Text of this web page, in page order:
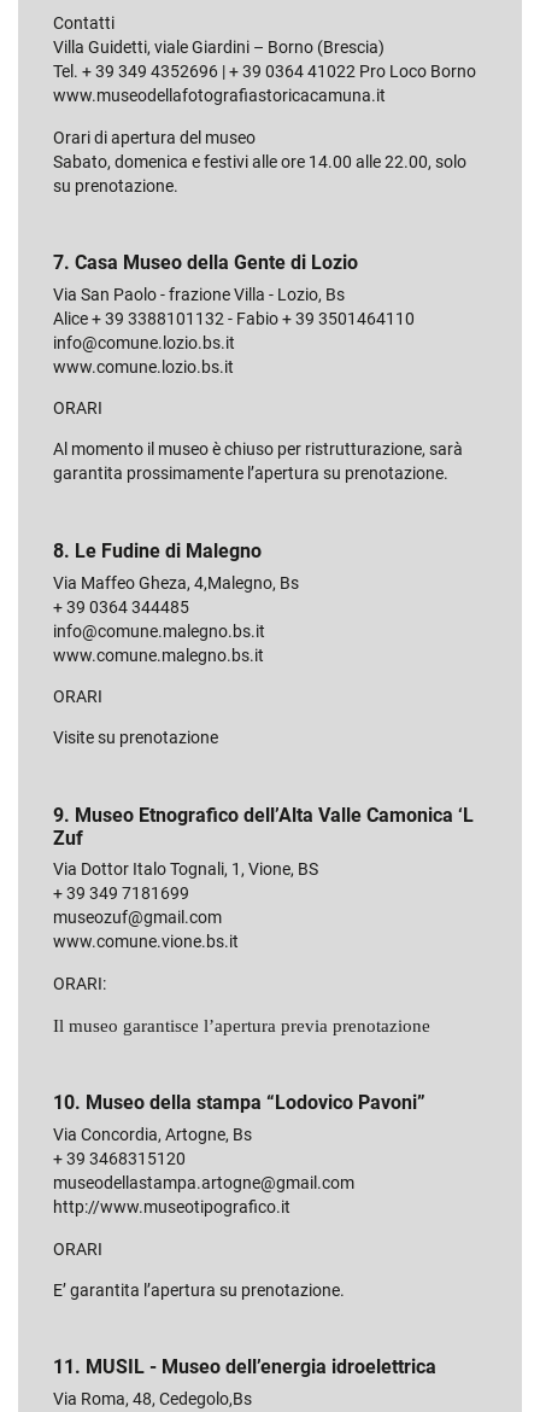
Contatti
Villa Guidetti, viale Giardini – Borno (Brescia)
Tel. + 39 349 4352696 | + 39 0364 41022 Pro Loco Borno
www.museodellafotografiastoricacamuna.it
Orari di apertura del museo
Sabato, domenica e festivi alle ore 14.00 alle 22.00, solo
su prenotazione.
7. Casa Museo della Gente di Lozio
Via San Paolo - frazione Villa - Lozio, Bs
Alice + 39 3388101132 - Fabio + 39 3501464110
info@comune.lozio.bs.it
www.comune.lozio.bs.it
ORARI
Al momento il museo è chiuso per ristrutturazione, sarà
garantita prossimamente l’apertura su prenotazione.
8. Le Fudine di Malegno
Via Maffeo Gheza, 4,Malegno, Bs
+ 39 0364 344485
info@comune.malegno.bs.it
www.comune.malegno.bs.it
ORARI
Visite su prenotazione
9. Museo Etnografico dell’Alta Valle Camonica ‘L
Zuf
Via Dottor Italo Tognali, 1, Vione, BS
+ 39 349 7181699
museozuf@gmail.com
www.comune.vione.bs.it
ORARI:
Il museo garantisce l’apertura previa prenotazione
10. Museo della stampa “Lodovico Pavoni”
Via Concordia, Artogne, Bs
+ 39 3468315120
museodellastampa.artogne@gmail.com
http://www.museotipografico.it
ORARI
E’ garantita l’apertura su prenotazione.
11. MUSIL - Museo dell’energia idroelettrica
Via Roma, 48, Cedegolo,Bs